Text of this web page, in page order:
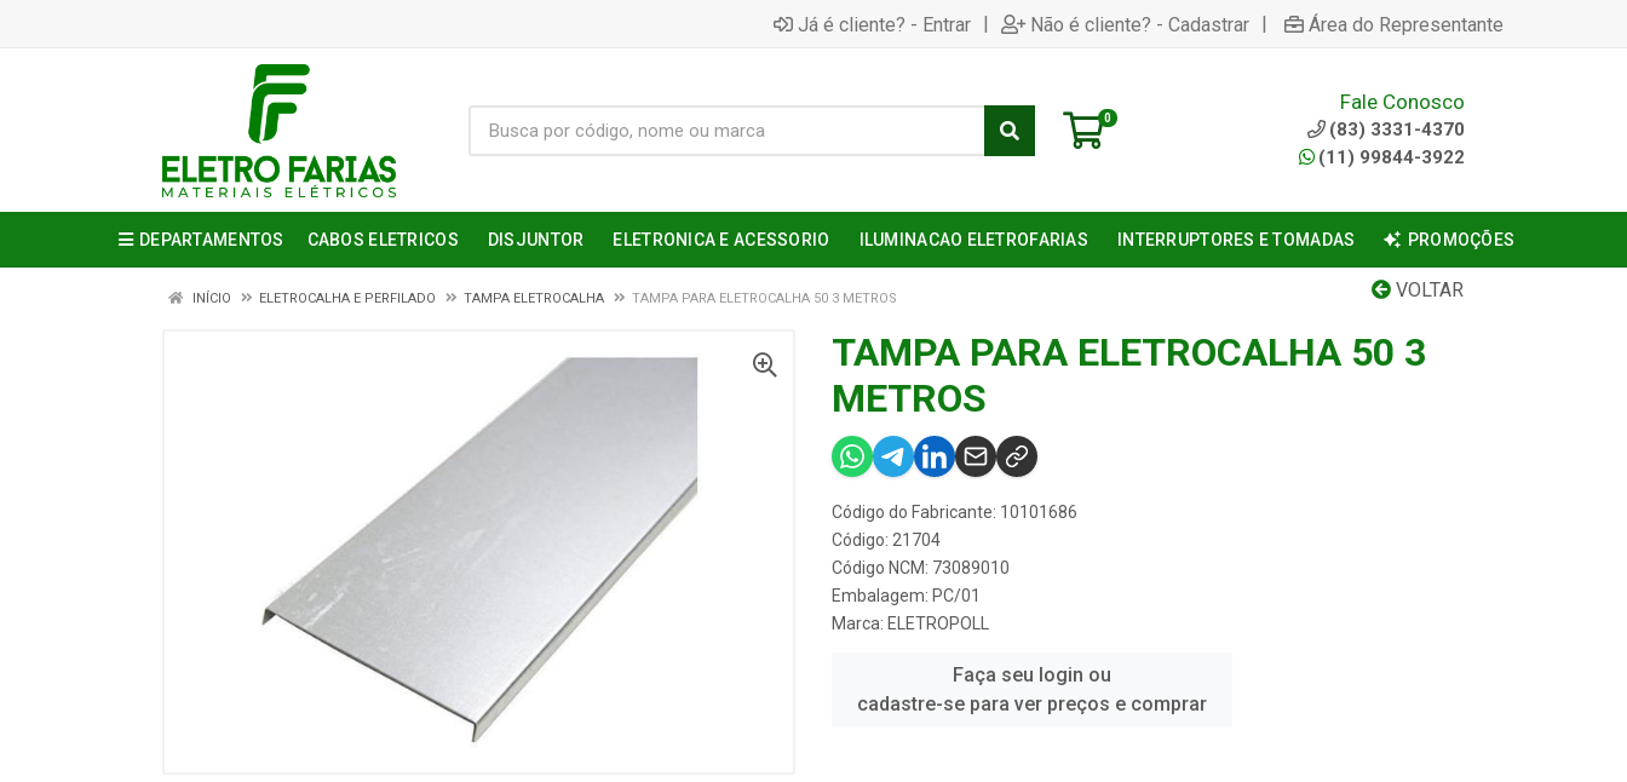
Já é cliente? - Entrar | Não é cliente? - Cadastrar | Área do Representante
0
Fale Conosco
(83) 3331-4370
(11) 99844-3922
DEPARTAMENTOS CABOS ELETRICOS DISJUNTOR ELETRONICA E ACESSORIO ILUMINACAO ELETROFARIAS INTERRUPTORES E TOMADAS PROMOÇÕES
VOLTAR
INÍCIO ELETROCALHA E PERFILADO TAMPA ELETROCALHA TAMPA PARA ELETROCALHA 50 3 METROS
TAMPA PARA ELETROCALHA 50 3
METROS
Código do Fabricante: 10101686
Código: 21704
Código NCM: 73089010
Embalagem: PC/01
Marca: ELETROPOLL
Faça seu login ou
cadastre-se para ver preços e comprar